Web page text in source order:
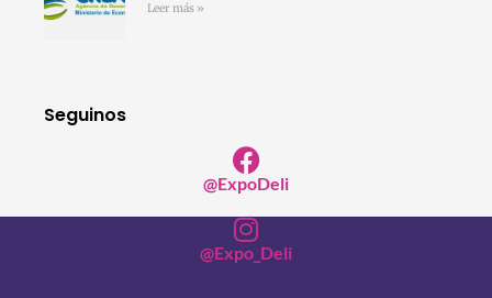
Leer más »
Seguinos
@ExpoDeli
@Expo_Deli